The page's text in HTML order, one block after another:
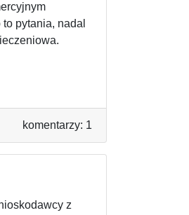
pytania, nadal
komentarzy: 1
z